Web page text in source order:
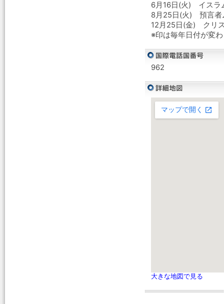
6月16日(火) イスラ
8月25日(火) 預言者
12月25日(金) クリ
※印は毎年日付が変
962
大きな地図で見る